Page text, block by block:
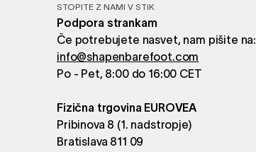
STOPITE Z NAMI V STIK
Podpora strankam
Če potrebujete nasvet, nam pišite na:
info@shapenbarefoot.com
Po - Pet, 8:00 do 16:00 CET
Fizična trgovina EUROVEA
Pribinova 8 (1. nadstropje)
Bratislava 811 09